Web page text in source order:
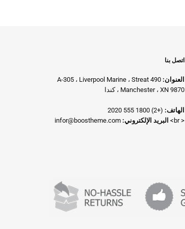
اتصل بنا
العنوان: A-305 ، Liverpool Marine ، Streat 490
Manchester ، XN 9870 ، كندا
الهاتف: (+2) 1800 555 2020
< br>
البريد الإلكتروني: infor@boostheme.com